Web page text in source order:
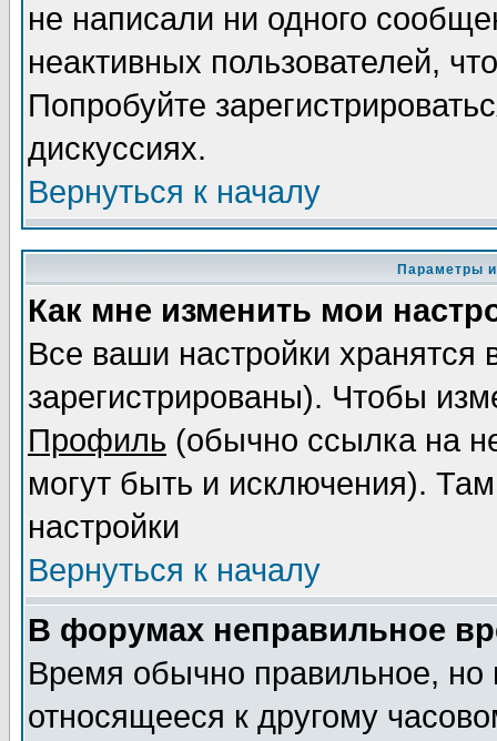
не написали ни одного
неактивных пользователей,
Попробуйте
дискуссиях.
Вернуться к началу
Параметры
Как мне изменить мои
Все ваши настройки
зарегистрированы). Чтобы
Профиль (обычно ссылка на
могут быть и исключения).
настройки
Вернуться к началу
В форумах неправильное
Время обычно правильное,
относящееся к другому